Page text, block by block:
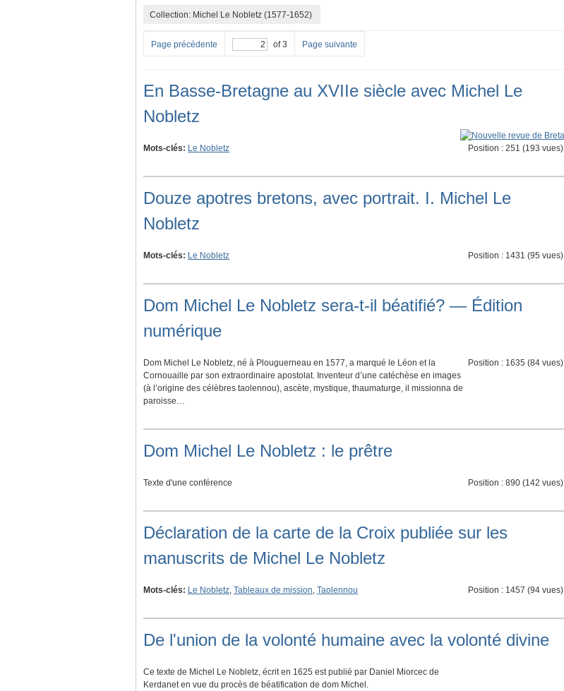
Collection: Michel Le Nobletz (1577-1652)
Page précédente of 3 Page suivante
En Basse-Bretagne au XVIIe siècle avec Michel Le
Nobletz
Mots-clés: Le Nobletz Position : 251 (193 vues)
Douze apotres bretons, avec portrait. I. Michel Le
Nobletz
Mots-clés: Le Nobletz Position : 1431 (95 vues)
Dom Michel Le Nobletz sera-t-il béatifié? — Édition
numérique
Dom Michel Le Nobletz, né à Plouguerneau en 1577, a marqué le Léon et la
Cornouaille par son extraordinaire apostolat. Inventeur d’une catéchèse en images
(à l’origine des célèbres taolennou), ascète, mystique, thaumaturge, il missionna de
paroisse…
Position : 1635 (84 vues)
Dom Michel Le Nobletz : le prêtre
Texte d'une conférence Position : 890 (142 vues)
Déclaration de la carte de la Croix publiée sur les
manuscrits de Michel Le Nobletz
Mots-clés: Le Nobletz, Tableaux de mission, Taolennou Position : 1457 (94 vues)
De l'union de la volonté humaine avec la volonté divine
Ce texte de Michel Le Nobletz, écrit en 1625 est publié par Daniel Miorcec de
Kerdanet en vue du procès de béatification de dom Michel.